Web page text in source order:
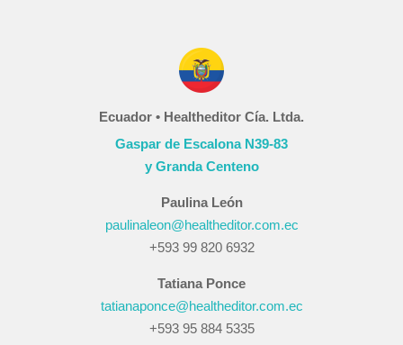
Ecuador • Healtheditor Cía. Ltda.
Gaspar de Escalona N39-83
y Granda Centeno
Paulina León
paulinaleon@healtheditor.com.ec
+593 99 820 6932
Tatiana Ponce
tatianaponce@healtheditor.com.ec
+593 95 884 5335